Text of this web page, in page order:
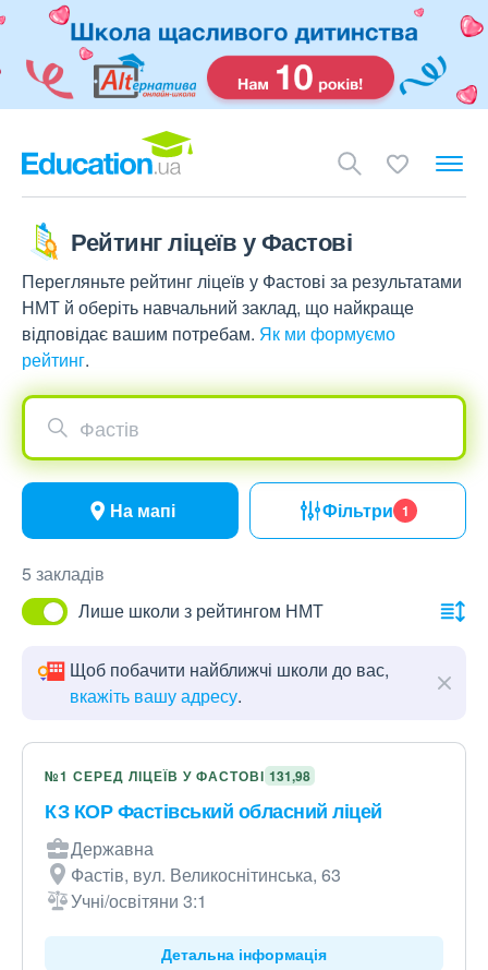
Рейтинг ліцеїв у Фастові
Перегляньте рейтинг ліцеїв у Фастові за результатами
НМТ й оберіть навчальний заклад, що найкраще
відповідає вашим потребам. Як ми формуємо
рейтинг.
Фастів
На мапі Фільтри 1
5 закладів
Лише школи з рейтингом НМТ
Щоб побачити найближчі школи до вас,
вкажіть вашу адресу.
№1 СЕРЕД ЛІЦЕЇВ У ФАСТОВІ 131,98
КЗ КОР Фастівський обласний ліцей
Державна
Фастів, вул. Великоснітинська, 63
Учні/освітяни 3:1
Детальна інформація